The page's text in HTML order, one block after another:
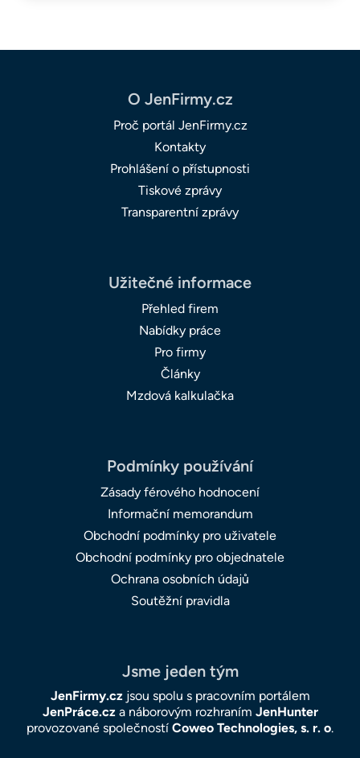
O JenFirmy.cz
Proč portál JenFirmy.cz
Kontakty
Prohlášení o přístupnosti
Tiskové zprávy
Transparentní zprávy
Užitečné informace
Přehled firem
Nabídky práce
Pro firmy
Články
Mzdová kalkulačka
Podmínky používání
Zásady férového hodnocení
Informační memorandum
Obchodní podmínky pro uživatele
Obchodní podmínky pro objednatele
Ochrana osobních údajů
Soutěžní pravidla
Jsme jeden tým
JenFirmy.czjsou spolu s pracovním portálem
JenPráce.cza náborovým rozhraním JenHunter
provozované společností Coweo Technologies, s. r. o.